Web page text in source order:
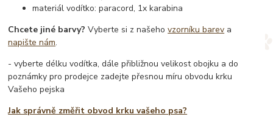
materiál vodítko: paracord, 1x karabina
Chcete jiné barvy? Vyberte si z našehovzorníku barev a
napište nám.
- vyberte délku vodítka, dále přibližnou velikost obojku a do
poznámky pro prodejce zadejte přesnou míru obvodu krku
Vašeho pejska
Jak správně změřit obvod krku vašeho psa?